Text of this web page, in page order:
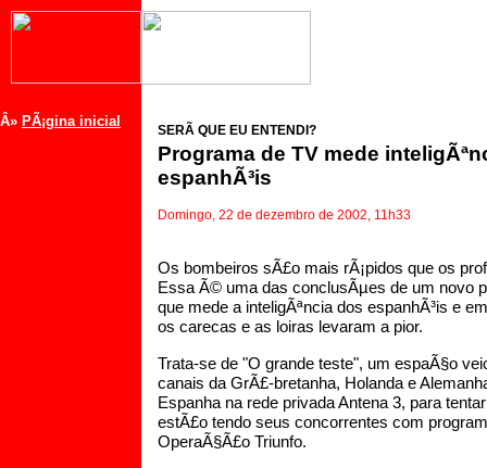
Â» PÃ¡gina inicial
SERÃ QUE EU ENTENDI?
Programa de TV mede
espanhÃ³is
Domingo, 22 de dezembro de 2002, 11h33
Os bombeiros sÃ£o mais rÃ¡pidos que os
Essa Ã© uma das conclusÃµes de um novo
que mede a inteligÃªncia dos espanhÃ³is e
os carecas e as loiras levaram a pior.
Trata-se de "O grande teste", um espaÃ§o
canais da GrÃ£-bretanha, Holanda e
Espanha na rede privada Antena 3, para
estÃ£o tendo seus concorrentes com
OperaÃ§Ã£o Triunfo.